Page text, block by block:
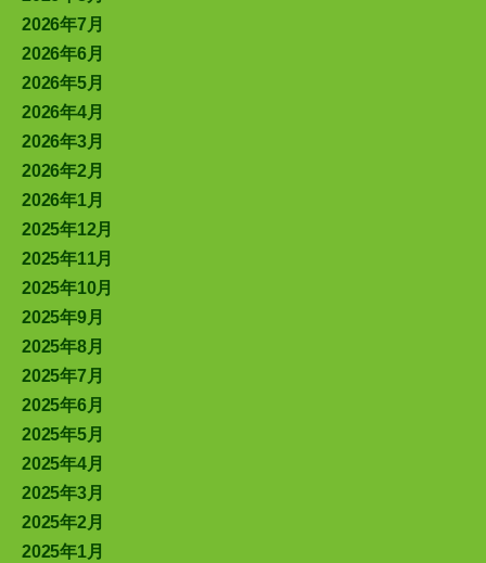
2026年7月
2026年6月
2026年5月
2026年4月
2026年3月
2026年2月
2026年1月
2025年12月
2025年11月
2025年10月
2025年9月
2025年8月
2025年7月
2025年6月
2025年5月
2025年4月
2025年3月
2025年2月
2025年1月